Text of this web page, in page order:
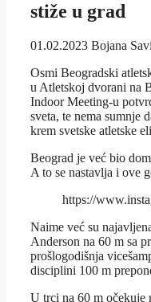
stiže u grad
01.02.2023 Bojana
Osmi Beogradski
u Atletskoj dvorani na
Indoor Meeting-u
sveta, te nema sumnje
krem svetske atletske
Beograd je već bio
A to se nastavlja i ove
https://
Naime već su
Anderson na 60 m sa
prošlogodišnja
disciplini 100 m
U trci na 60 m očekuje